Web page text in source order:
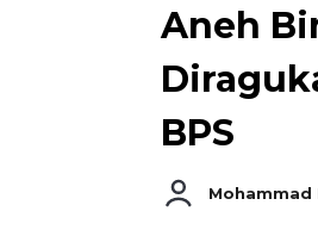
Aneh
BPS
Mohammad